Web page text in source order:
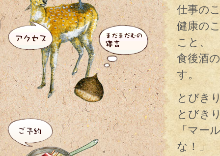
仕事の
健康の
こと、
食後酒
す。
とびき
とびき
「マー
な！」